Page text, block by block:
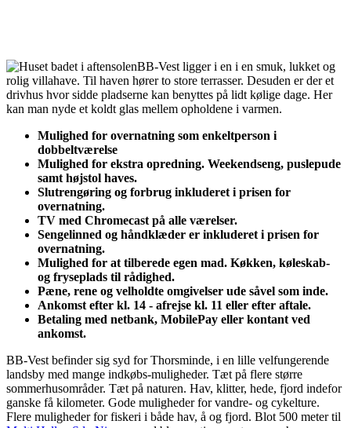
BB-Vest ligger i en i en smuk, lukket og
rolig villahave. Til haven hører to store terrasser. Desuden er der et
drivhus hvor sidde pladserne kan benyttes på lidt kølige dage. Her
kan man nyde et koldt glas mellem opholdene i varmen.
Mulighed for overnatning som enkeltperson i
dobbeltværelse
Mulighed for ekstra opredning. Weekendseng, puslepude
samt højstol haves.
Slutrengøring og forbrug inkluderet i prisen for
overnatning.
TV med Chromecast på alle værelser.
Sengelinned og håndklæder er inkluderet i prisen for
overnatning.
Mulighed for at tilberede egen mad. Køkken, køleskab-
og fryseplads til rådighed.
Pæne, rene og velholdte omgivelser ude såvel som inde.
Ankomst efter kl. 14 - afrejse kl. 11 eller efter aftale.
Betaling med netbank, MobilePay eller kontant ved
ankomst.
BB-Vest befinder sig syd for Thorsminde, i en lille velfungerende
landsby med mange indkøbs-muligheder. Tæt på flere større
sommerhusområder. Tæt på naturen. Hav, klitter, hede, fjord indefor
ganske få kilometer. Gode muligheder for vandre- og cykelture.
Flere muligheder for fiskeri i både hav, å og fjord. Blot 500 meter til